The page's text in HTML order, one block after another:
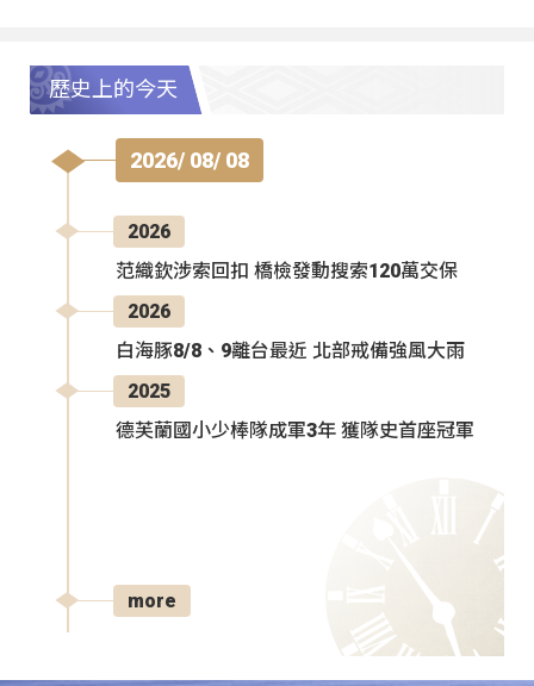
歷史上的今天
2026/ 08/ 08
2026
范織欽涉索回扣 橋檢發動搜索120萬交保
2026
白海豚8/8、9離台最近 北部戒備強風大雨
2025
德芙蘭國小少棒隊成軍3年 獲隊史首座冠軍
more